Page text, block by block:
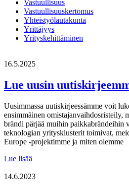
Vastuullisuus
Vastuullisuuskertomus
Yhteistyölautakunta
Yrittäjyys
Yrityskehittäminen
16.5.2025
Lue uusin
Uusimmassa uutiskirjeessämme voit
ensimmäinen omistajanvaihdosristeily,
brändi pärjää muihin paikkabrändeihin
teknologian yritysklusterit toimivat,
Europe -projektimme ja miten olemme
Lue lisää
uutiskirjeemme
14.6.2023